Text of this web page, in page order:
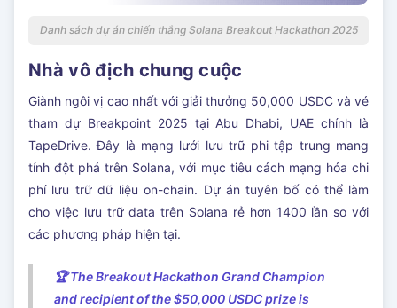
Danh sách dự án chiến thắng Solana Breakout Hackathon 2025
Nhà vô địch chung cuộc
Giành ngôi vị cao nhất với giải thưởng 50,000 USDC và vé
tham dự Breakpoint 2025 tại Abu Dhabi, UAE chính là
TapeDrive. Đây là mạng lưới lưu trữ phi tập trung mang
tính đột phá trên Solana, với mục tiêu cách mạng hóa chi
phí lưu trữ dữ liệu on-chain. Dự án tuyên bố có thể làm
cho việc lưu trữ data trên Solana rẻ hơn 1400 lần so với
các phương pháp hiện tại.
🏆 The Breakout Hackathon Grand Champion
and recipient of the $50,000 USDC prize is